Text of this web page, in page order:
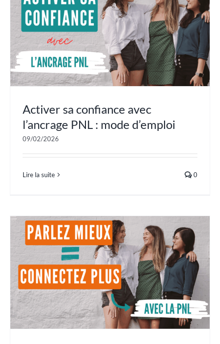
Activer sa confiance avec
l’ancrage PNL : mode d’emploi
09/02/2026
Lire la suite 0